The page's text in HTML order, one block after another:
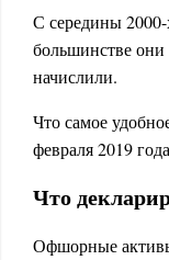
С середины
большинстве
начислили.
Что самое
февраля 2019
Что
Офшорные